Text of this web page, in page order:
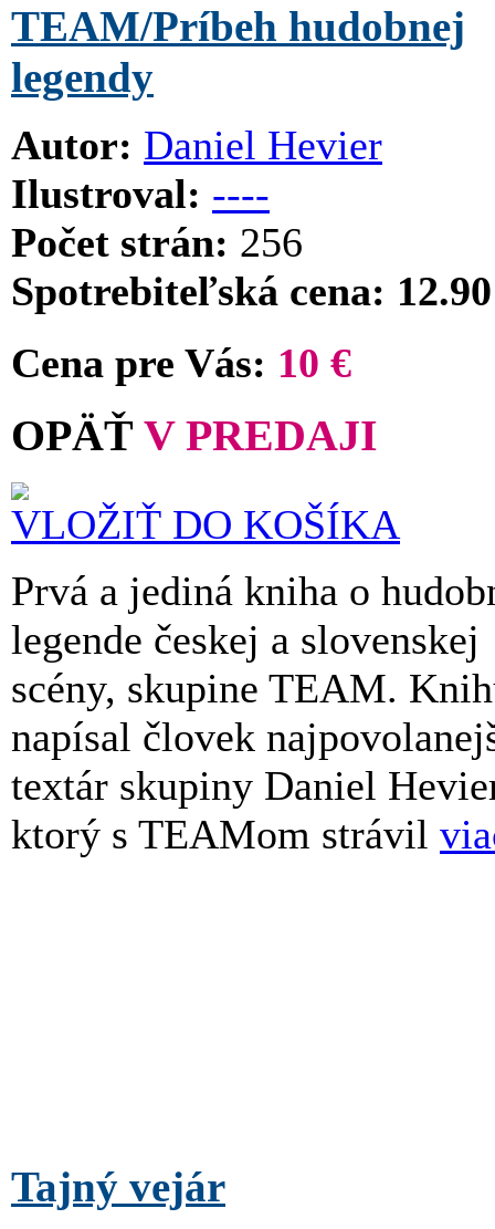
TEAM/Príbeh hudobnej
legendy
Autor: Daniel Hevier
Ilustroval: ----
Počet strán: 256
Spotrebiteľská cena:
Cena pre Vás: 10 €
OPÄŤ V PREDAJI
VLOŽIŤ DO KOŠÍKA
Prvá a jediná kniha o
legende českej a slovenskej
scény, skupine TEAM.
napísal človek
textár skupiny Daniel
ktorý s TEAMom strávil
Tajný vejár